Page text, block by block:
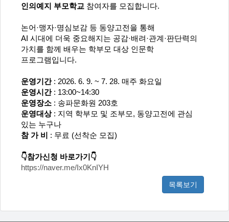
인의예지 부모학교 참여자를 모집합니다.
논어·맹자·명심보감 등 동양고전을 통해
AI 시대에 더욱 중요해지는 공감·배려·관계·판단력의
가치를 함께 배우는 학부모 대상 인문학
프로그램입니다.
운영기간: 2026. 6. 9. ~ 7. 28. 매주 화요일
운영시간: 13:00~14:30
운영장소 : 송파문화원 203호
운영대상: 지역 학부모 및 조부모, 동양고전에 관심
있는 누구나
참 가 비 : 무료 (선착순 모집)
👇참가신청 바로가기👇
https://naver.me/Ix0KnIYH
목록보기